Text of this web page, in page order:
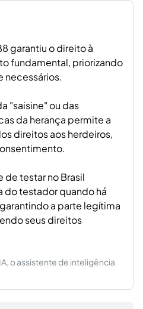
garantiu o direito à
fundamental, priorizando
necessários.
"saisine" ou das
da herança permite a
direitos aos herdeiros,
de testar no Brasil
do testador quando há
a parte legítima
seus direitos
o assistente de inteligência